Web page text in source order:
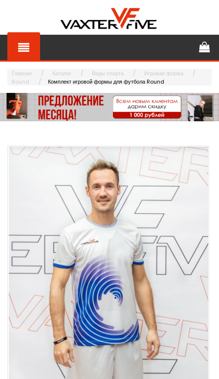
Главная Каталог Виды спорта
Игровая форма
Round
Комплект игровой формы для футбола Round